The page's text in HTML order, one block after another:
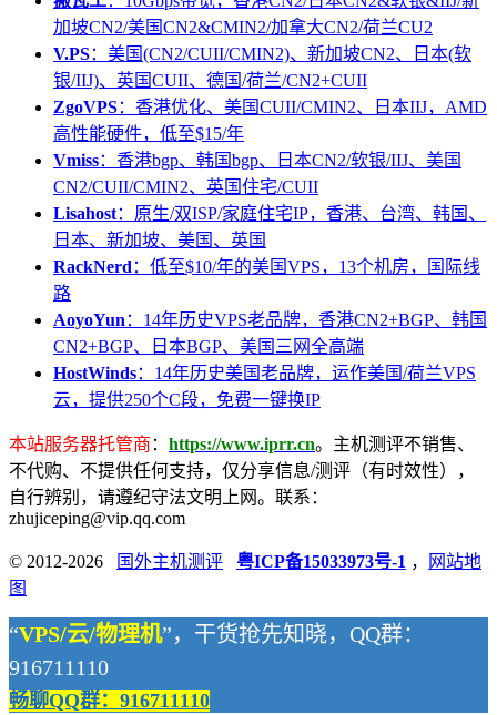
加坡CN2/美国CN2&CMIN2/加拿大CN2/荷兰CU2
V.PS：美国(CN2/CUII/CMIN2)、新加坡CN2、日本(软
银/IIJ)、英国CUII、德国/荷兰/CN2+CUII
ZgoVPS：香港优化、美国CUII/CMIN2、日本IIJ，AMD
高性能硬件，低至$15/年
Vmiss：香港bgp、韩国bgp、日本CN2/软银/IIJ、美国
CN2/CUII/CMIN2、英国住宅/CUII
Lisahost：原生/双ISP/家庭住宅IP，香港、台湾、韩国、
日本、新加坡、美国、英国
RackNerd ：低至$10/年的美国VPS，13个机房，国际线
路
AoyoYun ：14年历史VPS老品牌，香港CN2+BGP、韩国
CN2+BGP、日本BGP、美国三网全高端
HostWinds：14年历史美国老品牌，运作美国/荷兰VPS
云，提供250个C段，免费一键换IP
本站服务器托管商 ： https://www.iprr.cn。主机测评不销售、
不代购、不提供任何支持，仅分享信息/测评（有时效性），
自行辨别，请遵纪守法文明上网。联系：
zhujiceping@vip.qq.com
© 2012-2026 国外主机测评 粤ICP备15033973号-1 ，
网站地
图
“VPS/云/物理机”，干货抢先知晓，QQ群：
916711110
畅聊QQ群：916711110